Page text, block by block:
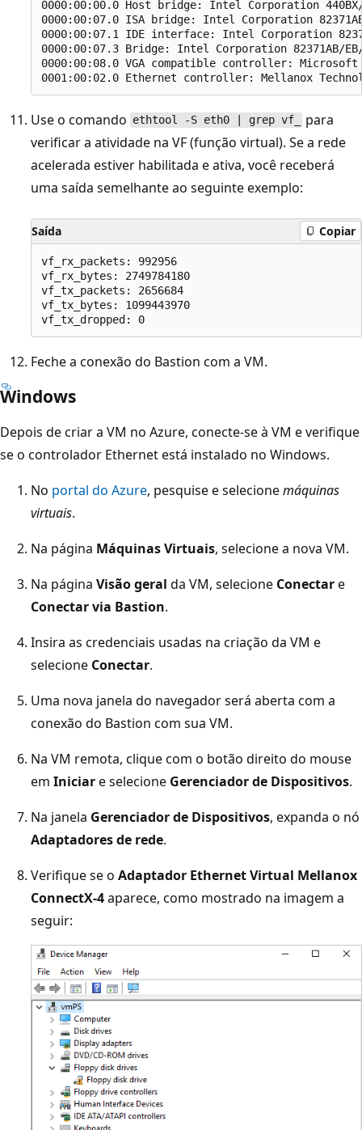
0000:00:00.0 Host bridge: Intel Corporation
0000:00:07.0 ISA bridge: Intel Corporation
0000:00:07.1 IDE interface: Intel Corporation
0000:00:07.3 Bridge: Intel Corporation 82371AB/
0000:00:08.0 VGA compatible controller:
Use o comando ethtool -S eth0 | grep vf_
para
verificar a atividade na VF (função virtual). Se a rede
acelerada estiver habilitada e ativa, você receberá
uma saída semelhante ao seguinte exemplo:
Saída Copiar
vf_rx_packets: 992956
vf_rx_bytes: 2749784180
vf_tx_packets: 2656684
vf_tx_bytes: 1099443970
Feche a conexão do Bastion com a VM.
Windows
Depois de criar a VM no Azure, conecte-se à VM e verifique
se o controlador Ethernet está instalado no Windows.
No portal do Azure, pesquise e selecionemáquinas
virtuais.
Na página Máquinas Virtuais, selecione a nova VM.
Na página Visão geral da VM, selecione Conectare
Conectar via Bastion.
Insira as credenciais usadas na criação da VM e
selecione Conectar.
Uma nova janela do navegador será aberta com a
conexão do Bastion com sua VM.
Na VM remota, clique com o botão direito do mouse
em Iniciare selecione Gerenciador de Dispositivos.
Na janela Gerenciador de Dispositivos, expanda o nó
Adaptadores de rede.
Verifique se o Adaptador Ethernet Virtual Mellanox
ConnectX-4aparece, como mostrado na imagem a
seguir: